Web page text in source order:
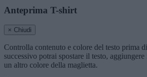
Anteprima T-shirt
× Chiudi
Controlla contenuto e colore del testo prima
successivo potrai spostare il testo,
un altro colore della maglietta.